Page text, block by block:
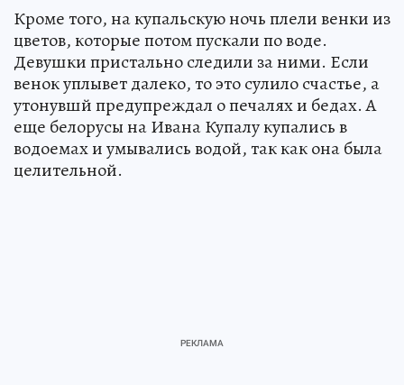
Кроме того, на купальскую ночь плели венки из
цветов, которые потом пускали по воде.
Девушки пристально следили за ними. Если
венок уплывет далеко, то это сулило счастье, а
утонувшй предупреждал о печалях и бедах. А
еще белорусы на Ивана Купалу купались в
водоемах и умывались водой, так как она была
целительной.